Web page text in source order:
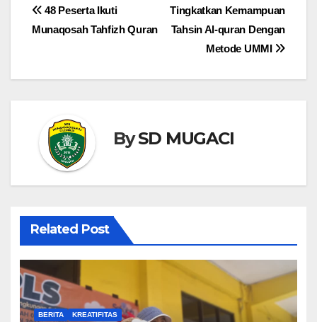
Navigasi
pos
Tingkatkan Kemampuan
Tahsin Al-quran Dengan
Metode UMMI
48 Peserta Ikuti
Munaqosah Tahfizh Quran
BySD MUGACI
Related Post
BERITA KREATIFITAS